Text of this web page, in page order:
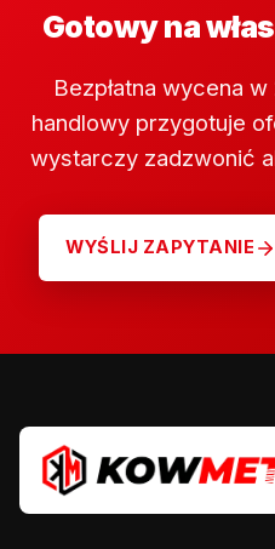
Gotowy na
Bezpłatna wycena
handlowy przygotuje
wystarczy zadzwonić
WYŚLIJ ZAPYTANIE